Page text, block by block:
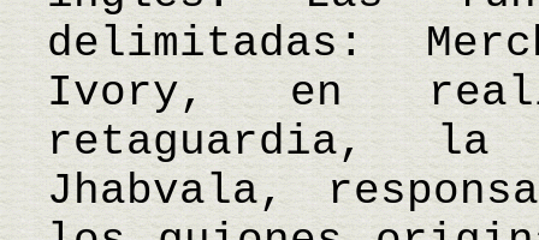
delimitadas:
Ivory, en
retaguardia, la
Jhabvala,